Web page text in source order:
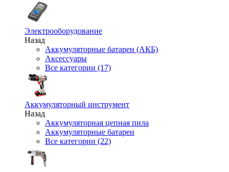
Электрооборудование
Назад
Аккумуляторные батареи (АКБ)
Аксессуары
Все категории (17)
Аккумуляторный инструмент
Назад
Аккумуляторная цепная пила
Аккумуляторные батареи
Все категории (22)